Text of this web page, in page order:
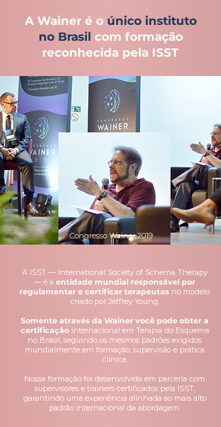
A Wainer é o único instituto
no Brasil com formação
reconhecida pela ISST
Congresso Wainer 2019
A ISST — International Society of Schema Therapy
— é a entidade mundial responsável por
regulamentar e certificar terapeutas no modelo
criado por Jeffrey Young.
Somente através da Wainer você pode obter a
certificaçãointernacional em Terapia do Esquema
no Brasil, seguindo os mesmos padrões exigidos
mundialmente em formação, supervisão e prática
clínica.
Nossa formação foi desenvolvida em parceria com
supervisores e trainers certificados pela ISST,
garantindo uma experiência alinhada ao mais alto
padrão internacional da abordagem.